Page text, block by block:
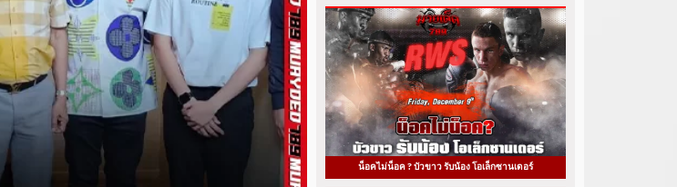
น็อคไม่น็อค ? บัวขาว รับน้อง โอเล็กซานเดอร์